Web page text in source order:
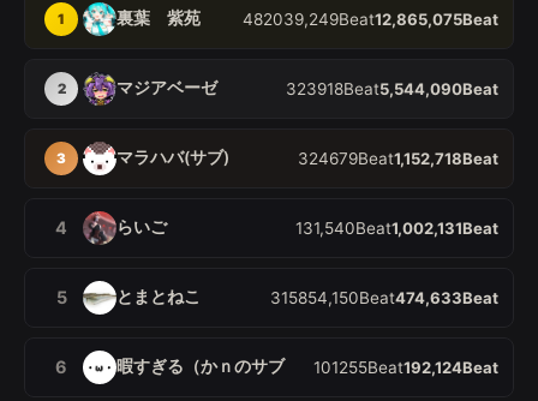
1 12,865,075Beat
裏葉 紫苑 482039,249Beat
2 5,544,090Beat
マジアベーゼ 323918Beat
3 1,152,718Beat
マラハバ(サブ) 324679Beat
4 1,002,131Beat
らいご 131,540Beat
5 474,633Beat
とまとねこ 315854,150Beat
6 192,124Beat
暇すぎる（かｎのサブ 101255Beat